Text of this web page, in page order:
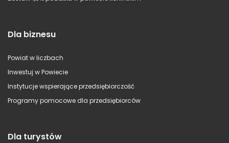
Dla biznesu
Powiat w liczbach
Inwestuj w Powiecie
Instytucje wspierające przedsiębiorczość
Programy pomocowe dla przedsiębiorców
Dla turystów